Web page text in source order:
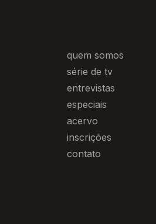
quem somos
série de tv
entrevistas
especiais
acervo
inscrições
contato